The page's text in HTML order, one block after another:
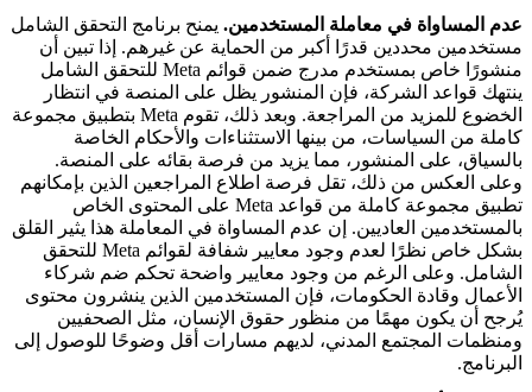
عدم المساواة في معاملة المستخدمين. يمنح برنامج التحقق الشامل
مستخدمين محددين قدرًا أكبر من الحماية عن غيرهم. إذا تبين أن
منشورًا خاص بمستخدم مدرج ضمن قوائم Meta للتحقق الشامل
ينتهك قواعد الشركة، فإن المنشور يظل على المنصة في انتظار
الخضوع للمزيد من المراجعة. وبعد ذلك، تقوم Meta بتطبيق مجموعة
كاملة من السياسات، من بينها الاستثناءات والأحكام الخاصة
بالسياق، على المنشور، مما يزيد من فرصة بقائه على المنصة.
وعلى العكس من ذلك، تقل فرصة اطلاع المراجعين الذين بإمكانهم
تطبيق مجموعة كاملة من قواعد Meta على المحتوى الخاص
بالمستخدمين العاديين. إن عدم المساواة في المعاملة هذا يثير القلق
بشكل خاص نظرًا لعدم وجود معايير شفافة لقوائم Meta للتحقق
الشامل. وعلى الرغم من وجود معايير واضحة تحكم ضم شركاء
الأعمال وقادة الحكومات، فإن المستخدمين الذين ينشرون محتوى
يُرجح أن يكون مهمًا من منظور حقوق الإنسان، مثل الصحفيين
ومنظمات المجتمع المدني، لديهم مسارات أقل وضوحًا للوصول إلى
البرنامج.